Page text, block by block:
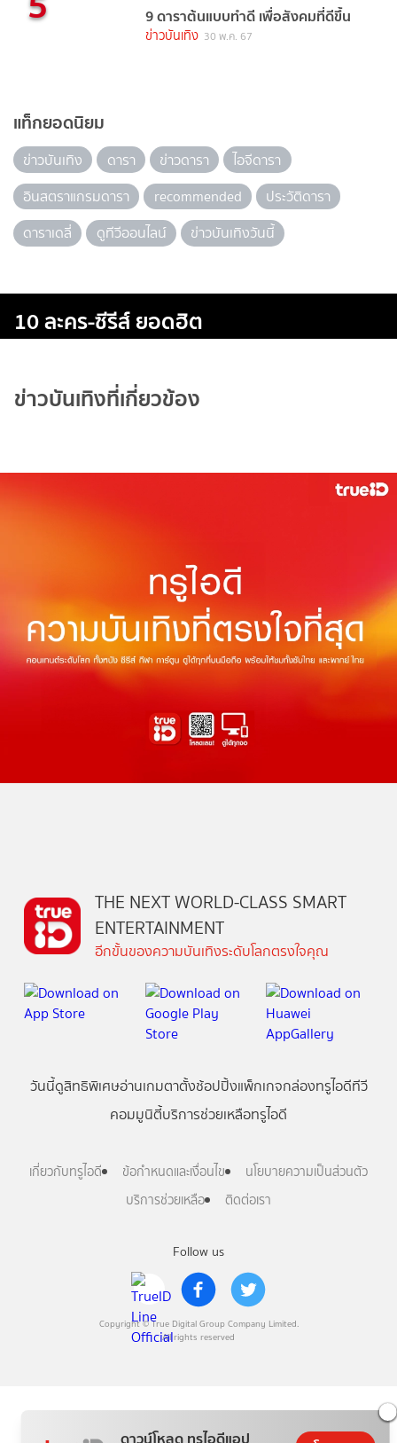
9 ดาราต้นแบบทำดี เพื่อสังคมที่ดีขึ้น
ข่าวบันเทิง 30 พ.ค. 67
แท็กยอดนิยม
ข่าวบันเทิง ดารา ข่าวดารา
ไอจีดารา
อินสตราแกรมดารา
recommended
ประวัติดารา
ดาราเดลี่
ดูทีวีออนไลน์ ข่าวบันเทิงวันนี้
10 ละคร-ซีรีส์ ยอดฮิต
ข่าวบันเทิงที่เกี่ยวข้อง
Follow us
Copyright © True Digital Group Company Limited.
All rights reserved
THE NEXT WORLD-CLASS SMART
ENTERTAINMENT
อีกขั้นของความบันเทิงระดับโลกตรงใจคุณ
วันนี้ดูสิทธิพิเศษอ่านเกมตาตั้งช้อปปิ้งแพ็กเกจกล่องทรูไอดีทีวี
คอมมูนิตี้บริการช่วยเหลือทรูไอดี
เกี่ยวกับทรูไอดี ข้อกำหนดและเงื่อนไข
นโยบายความเป็นส่วนตัว
บริการช่วยเหลือ
ติดต่อเรา